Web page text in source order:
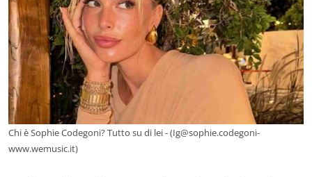
Chi è Sophie Codegoni? Tutto su di lei - (Ig@sophie.codegoni-
www.wemusic.it)